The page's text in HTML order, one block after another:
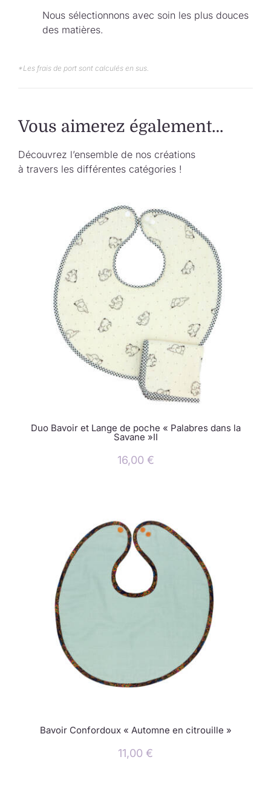
Nous sélectionnons avec soin les plus douces
des matières.
*Les frais de port sont calculés en sus.
Vous aimerez également…
Découvrez l’ensemble de nos créations
à travers les différentes catégories !
Duo Bavoir et Lange de poche « Palabres dans la
Savane »II
16,00 €
Bavoir Confordoux « Automne en citrouille »
11,00 €